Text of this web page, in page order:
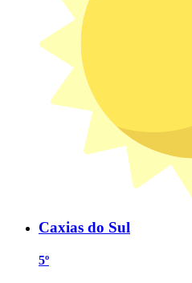
Caxias do Sul
5º